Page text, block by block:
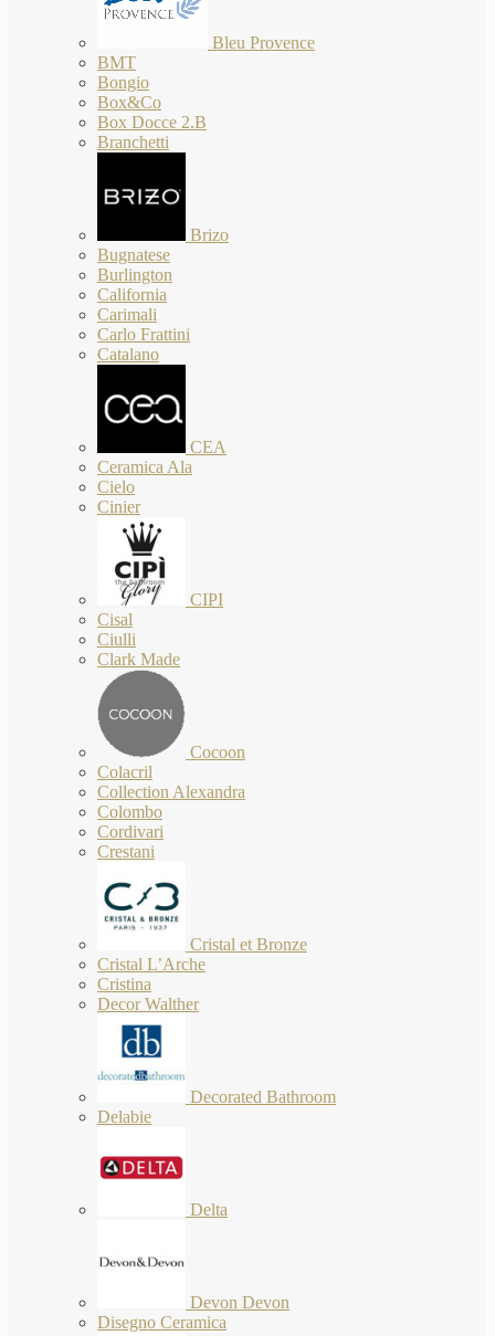
Bleu Provence
BMT
Bongio
Box&Co
Box Docce 2.B
Branchetti
Brizo
Bugnatese
Burlington
California
Carimali
Carlo Frattini
Catalano
CEA
Ceramica Ala
Cielo
Cinier
CIPI
Cisal
Ciulli
Clark Made
Cocoon
Colacril
Collection Alexandra
Colombo
Cordivari
Crestani
Cristal et Bronze
Cristal L’Arche
Cristina
Decor Walther
Decorated Bathroom
Delabie
Delta
Devon Devon
Disegno Ceramica